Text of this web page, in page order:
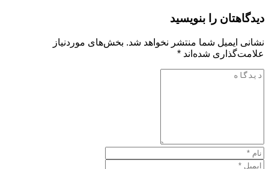
دیدگاهتان را بنویسید
نشانی ایمیل شما منتشر نخواهد شد. بخش‌های موردنیاز
علامت‌گذاری شده‌اند *